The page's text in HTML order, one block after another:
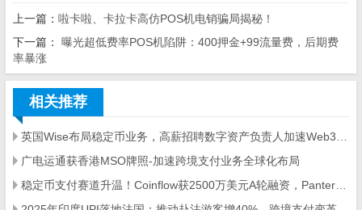
上一篇： 啦卡啦、卡拉卡高仿POS机电销骗局揭秘！
下一篇：
曝光超低费率POS机陷阱：400押金+99流量费，后期费
率暴涨
相关推荐
广电运通获香港MSO牌照-加速跨境支付业务全球化布局